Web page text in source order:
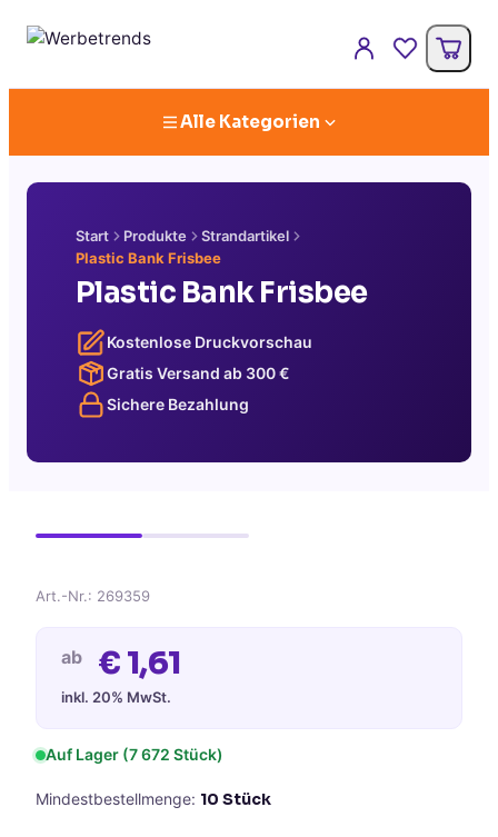
Alle Kategorien
Start Produkte
Strandartikel
Plastic Bank Frisbee
Plastic Bank Frisbee
Kostenlose Druckvorschau
Gratis Versand ab 300€
Sichere Bezahlung
Art.-Nr.: 269359
ab € 1,61
inkl. 20% MwSt.
Auf Lager (7 672 Stück)
Mindestbestellmenge: 10 Stück